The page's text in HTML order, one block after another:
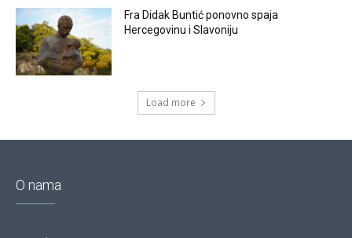
Fra Didak Buntić ponovno spaja
Hercegovinu i Slavoniju
Load more
O nama